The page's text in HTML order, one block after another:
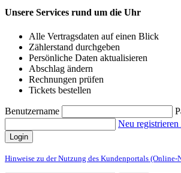
Unsere Services rund um die Uhr
Alle Vertragsdaten auf einen Blick
Zählerstand durchgeben
Persönliche Daten aktualisieren
Abschlag ändern
Rechnungen prüfen
Tickets bestellen
Benutzername
Neu registrieren
Login
Hinweise zu der Nutzung des Kundenportals